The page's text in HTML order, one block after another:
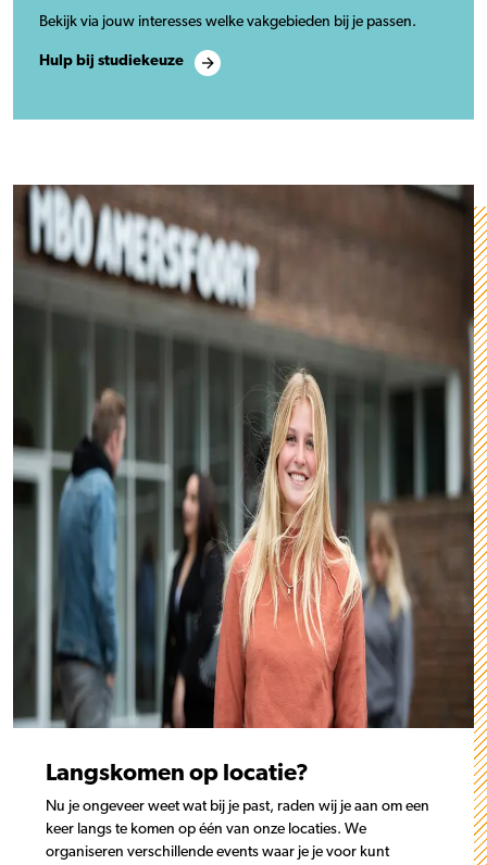
Bekijk via jouw interesses welke vakgebieden bij je passen.
Hulp bij studiekeuze
Langskomen op locatie?
Nu je ongeveer weet wat bij je past, raden wij je aan om een
keer langs te komen op één van onze locaties. We
organiseren verschillende events waar je je voor kunt